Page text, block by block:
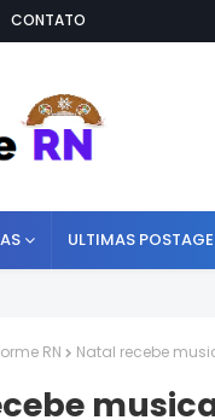
CONTATO
ULTIMAS
RN Natal recebe